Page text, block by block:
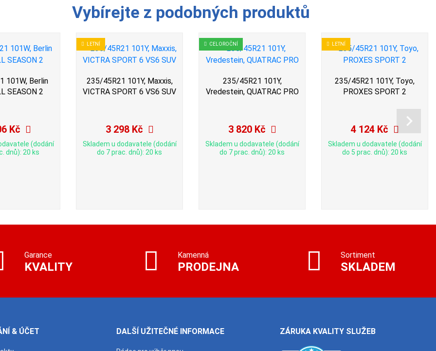
Vybírejte z podobných produktů
101W, Berlin
SEASON 2
Kč
(dodání
dnů): 20 ks
LETNÍ
235/45R21 101Y, Maxxis,
VICTRA SPORT 6 VS6 SUV
3 298 Kč
Skladem u dodavatele (dodání
do 7 prac. dnů): 20 ks
CELOROČNÍ
235/45R21 101Y,
Vredestein, QUATRAC PRO
3 820 Kč
Skladem u dodavatele (dodání
do 7 prac. dnů): 20 ks
LETNÍ
235/45R21 101Y, Toyo,
PROXES SPORT 2
4 124 Kč
Skladem u dodavatele (dodání
do 5 prac. dnů): 20 ks
Garance
KVALITY
Kamenná
PRODEJNA
Sortiment
SKLADEM
& ÚČET DALŠÍ UŽITEČNÉ INFORMACE ZÁRUKA KVALITY SLUŽEB